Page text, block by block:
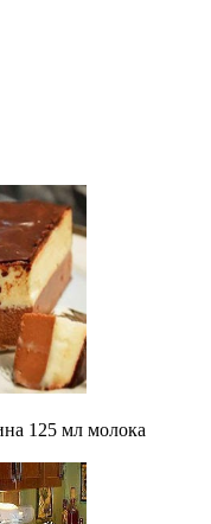
125 мл молока